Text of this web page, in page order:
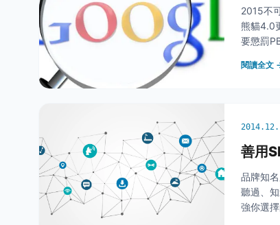
2015不
熊貓4.0
要懲罰
閱讀全文
善用
品牌知
聽過、
強你選